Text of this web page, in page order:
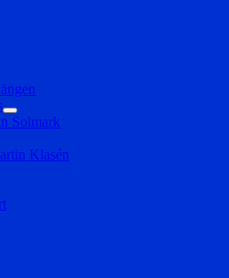
expandera
undermeny
Solmark
Klasén